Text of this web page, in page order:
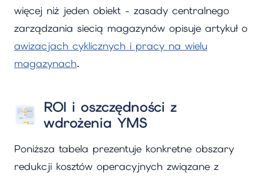
więcej niż jeden obiekt - zasady centralnego
zarządzania siecią magazynów opisuje artykuł o
awizacjach cyklicznych i pracy na wielu
magazynach.
ROI i oszczędności z
wdrożenia YMS
Poniższa tabela prezentuje konkretne obszary
redukcji kosztów operacyjnych związane z